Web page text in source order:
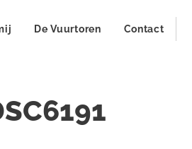
De Vuurtoren Contact